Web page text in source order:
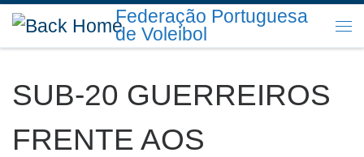
Skip to content Federação Portuguesa
de Voleibol
SUB-20 GUERREIROS
FRENTE AOS